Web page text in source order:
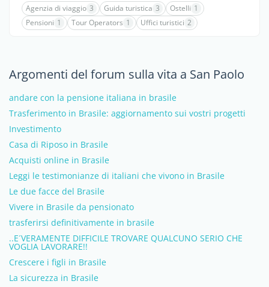
Agenzia di viaggio 3 Guida turistica 3 Ostelli 1
Pensioni 1 Tour Operators 1 Uffici turistici 2
Argomenti del forum sulla vita a San Paolo
andare con la pensione italiana in brasile
Trasferimento in Brasile: aggiornamento sui vostri progetti
Investimento
Casa di Riposo in Brasile
Acquisti online in Brasile
Leggi le testimonianze di italiani che vivono in Brasile
Le due facce del Brasile
Vivere in Brasile da pensionato
trasferirsi definitivamente in brasile
..E´VERAMENTE DIFFICILE TROVARE QUALCUNO SERIO CHE
VOGLIA LAVORARE!!
Crescere i figli in Brasile
La sicurezza in Brasile